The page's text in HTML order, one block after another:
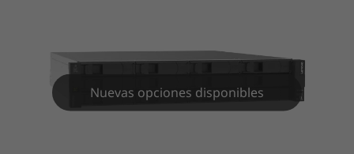
Nuevas opciones disponibles